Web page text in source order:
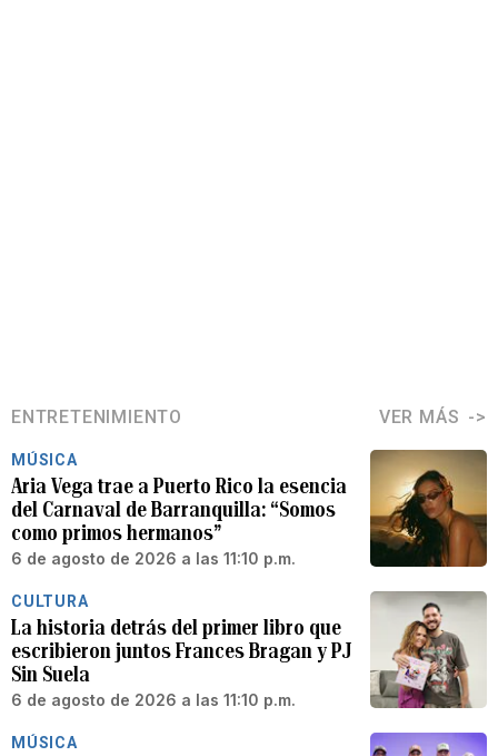
ENTRETENIMIENTO VER MÁS
MÚSICA
Aria Vega trae a Puerto Rico la esencia
del Carnaval de Barranquilla: “Somos
como primos hermanos”
6 de agosto de 2026 a las 11:10 p.m.
CULTURA
La historia detrás del primer libro que
escribieron juntos Frances Bragan y PJ
Sin Suela
6 de agosto de 2026 a las 11:10 p.m.
MÚSICA